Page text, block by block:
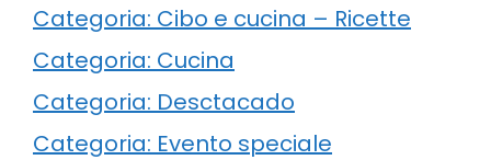
Categoria: Cibo e cucina – Ricette
Categoria: Cucina
Categoria: Desctacado
Categoria: Evento speciale